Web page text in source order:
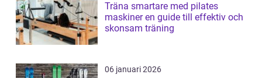
Träna smartare med pilates
maskiner en guide till effektiv och
skonsam träning
06 januari 2026